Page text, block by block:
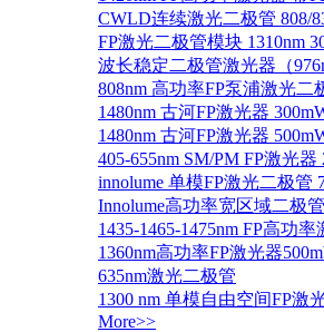
CWLD连续激光二极管 808/
FP激光二极管模块 1310nm
波长稳定二极管激光器（
808nm 高功率FP泵浦激光二
1480nm 古河FP激光器
1480nm 古河FP激光器
405-655nm SM/PM FP激光
innolume 单模FP激光二极管
Innolume高功率宽区域二极管
1435-1465-1475nm FP高功
1360nm高功率FP激光器
635nm激光二极管
1300 nm 单模自由空间FP激
More>>